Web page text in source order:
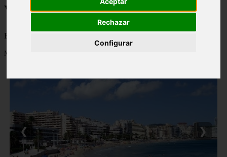
Rechazar
Configurar
Viajes a la Patagonia
Blog sobre la Patagonia en particular y sobre turismo en general
Mostrando 1 - 24 de 481 artículos
❮ ❯